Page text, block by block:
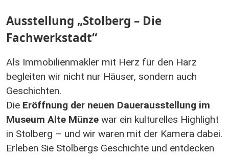
Ausstellung „Stolberg – Die
Fachwerkstadt“
Als Immobilienmakler mit Herz für den Harz
begleiten wir nicht nur Häuser, sondern auch
Geschichten.
Die Eröffnung der neuen Dauerausstellung im
Museum Alte Münze war ein kulturelles Highlight
in Stolberg – und wir waren mit der Kamera dabei.
Erleben Sie Stolbergs Geschichte und entdecken